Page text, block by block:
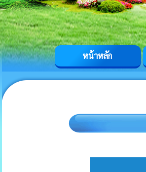
หน้าหลัก